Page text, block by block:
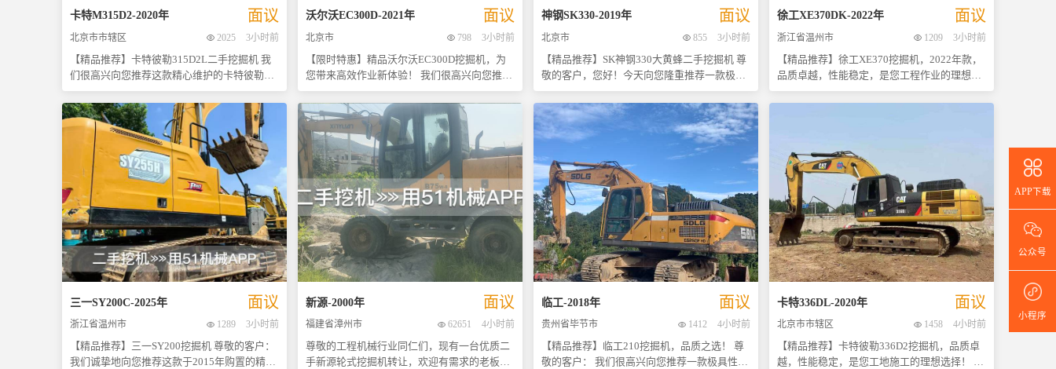
有效，图片可提供现场实拍视频或照片供参
考。期待您的来电咨询，共创双赢未来！
了解更多详情或预约现场试驾体验。期待您的
来电垂询！
卡特M315D2-2020年 面议
北京市市辖区 2025 3小时前
【精品推荐】卡特彼勒315D2L二手挖掘机 我
们很高兴向您推荐这款精心维护的卡特彼勒
315D2L二手挖掘机。作为一款专为土方工程设
计的经典机型，它不仅拥有卓越的工作性能，
还具备极高的可靠性和耐用性。本机自始至终
保持原厂状态，未经过任何非官方改造或重大
维修，确保了其纯正血统与优异品质。 - **保
养记录完整**：前任车主严格按照制造商建议
进行定期保养，所有关键部件均处于最佳工作
状态。 - **底盘状况良好**：底盘部分磨损轻
微，几乎达到9成新标准，这表明该设备在使
用过程中得到了妥善保护。 - **核心组件稳定
可靠**：包括发动机在内的各大件均无泄漏现
象发生，证明其内部密封性能优秀，能够长时
间稳定运行而无需频繁检修。 - **作业表现优
异**：无论是在挖掘力还是操控灵活性方面，
都能满足各类施工现场的需求，保证高效完成
任务。 选择这样一台经过时间考验且维护得当
的卡特彼勒315D2L二手挖掘机，不仅能大幅降
低您的采购成本，还能让您享受到与新车相近
沃尔沃EC300D-2021年 面议
北京市 798 3小时前
【限时特惠】精品沃尔沃EC300D挖掘机，为
您带来高效作业新体验！ 我们很高兴向您推荐
这款精心维护的沃尔沃EC300D二手挖掘机。
作为市场上备受好评的新款车型之一，它不仅
拥有出色的性能表现，而且车况极佳，大件部
位无漏油现象，经过严格检测确保质量无忧。
特别值得一提的是其坚固耐用的底盘设计，即
使在未来几年内也能保持良好状态，无需额外
投入维修成本，真正实现了经济与实用性的完
美结合。 无论是土方工程、矿山开采还是城市
建设项目，这款设备都能轻松应对各种复杂工
况，助您提高工作效率的同时降低运营成本。
现在正是入手的最佳时机——价格优惠力度空
前！机会难得，先到先得，请尽快联系我们了
解更多详情或预约现场考察吧！联系电话：[请
填写实际电话号码]。期待您的咨询，让我们一
起开启合作共赢的美好未来！
神钢SK330-2019年 面议
北京市 855 3小时前
【精品推荐】SK神钢330大黄蜂二手挖掘机 尊
敬的客户，您好！今天向您隆重推荐一款极具
性价比与实用性的二手挖掘机——SK神钢330
大黄蜂。此款设备以其卓越的工作性能、稳定
的运行状态以及出色的耐用性，在众多工程机
械中脱颖而出，成为众多施工项目中的得力助
极佳，车身颜色鲜艳亮丽，犹如刚出厂般光彩
夺目。 - **内饰**：驾驶舱内部装饰精美整
洁，操作界面布局合理，为驾驶员提供了舒适
的操作环境。 - **机械性能**：发动机运转平
稳有力，无任何渗漏现象，确保了长时间高效
作业的需求。 - **底盘情况**：底盘结构坚固
可靠，磨损程度轻微，经评估约保持在八成新
左右的状态，能够满足各种复杂工况下的使用
要求。 【价格优势】 考虑到其优良的品质和几
乎全新的使用体验，我们特别调整了售价，使
之远低于市场同类产品的新机价格，真正做到
物超所值！ 无论您是寻求提高工作效率的专业
承包商，还是希望以较低成本获得高质量设备
徐工XE370DK-2022年 面议
浙江省温州市 1209 3小时前
【精品推荐】徐工XE370挖掘机，2022年款，
品质卓越，性能稳定，是您工程作业的理想选
择！ 这台徐工XE370挖掘机自2022年投入使用
以来，始终保持良好状态，定期进行专业维护
和先进的技术赢得了广大用户的信赖与好评。
本机采用高强度结构设计，适应各种复杂工
况；动力强劲且燃油经济性好，能够有效降低
运营成本；宽敞舒适的驾驶室配置人性化操作
系统，让操作更加轻松自如。 我们诚邀各位客
户莅临现场看车试驾，亲身体验这款挖机的强
大魅力。价格方面非常灵活，可根据实际情况
协商确定，保证让您满意而归。机会难得，欢
迎来电咨询或预约参观，期待与您的合作！
三一SY200C-2025年 面议
浙江省温州市 1289 3小时前
【精品推荐】三一SY200挖掘机 尊敬的客户：
我们诚挚地向您推荐这款于2015年购置的精品
新源-2000年 面议
福建省漳州市 62651 4小时前
尊敬的工程机械行业同仁们，现有一台优质二
手新源轮式挖掘机转让，欢迎有需求的老板前
临工-2018年 面议
贵州省毕节市 1412 4小时前
【精品推荐】临工210挖掘机，品质之选！ 尊
敬的客户： 我们很高兴向您推荐一款极具性价
卡特336DL-2020年 面议
北京市市辖区 1458 4小时前
【精品推荐】卡特彼勒336D2挖掘机，品质卓
越，性能稳定，是您工地施工的理想选择！ 此
APP下载
公众号
小程序